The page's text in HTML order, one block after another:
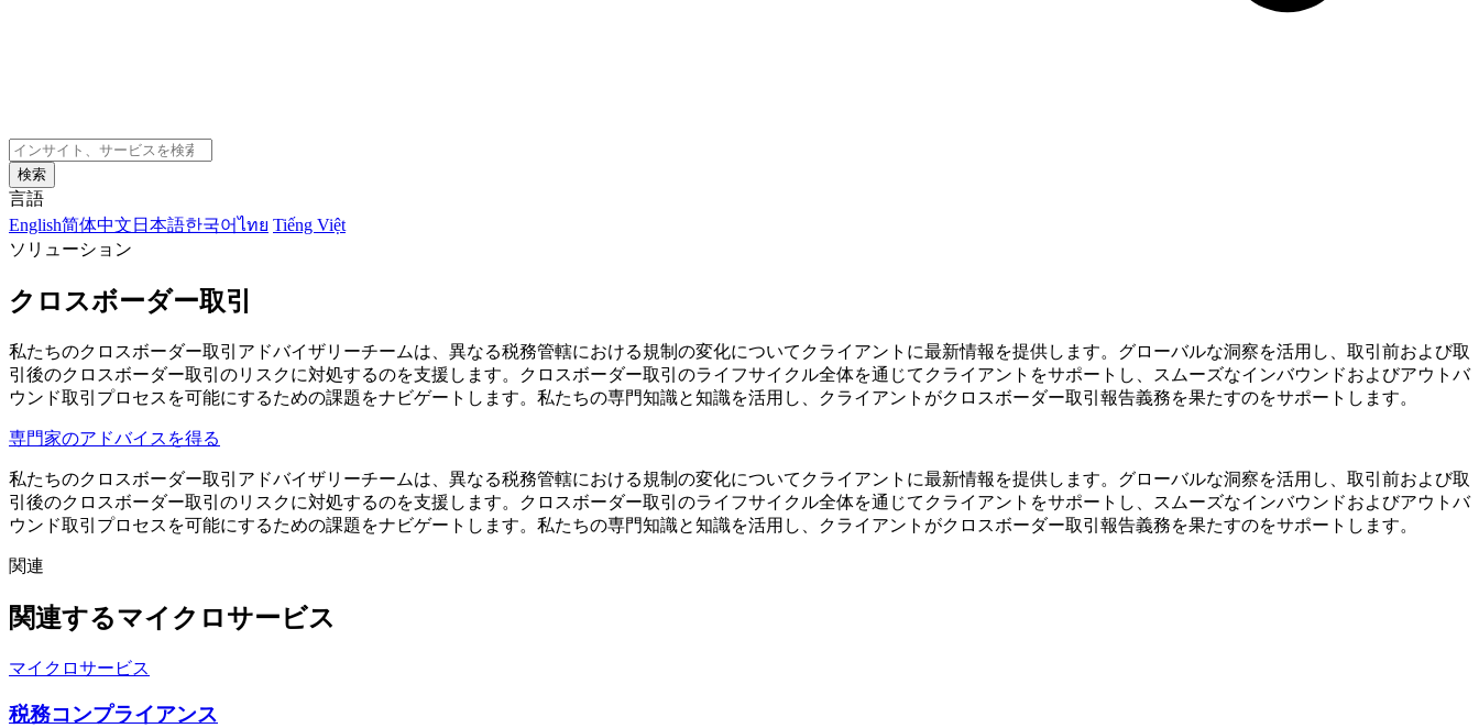
検索
言語
English简体中文 日本語한국어ไทย Tiếng Việt
ソリューション
クロスボーダー取引
私たちのクロスボーダー取引アドバイザリーチームは、異なる税務管轄における規制の変化についてクライアントに最新情報を提供します。グローバルな洞察を活用し、取引前および取
引後のクロスボーダー取引のリスクに対処するのを支援します。クロスボーダー取引のライフサイクル全体を通じてクライアントをサポートし、スムーズなインバウンドおよびアウトバ
ウンド取引プロセスを可能にするための課題をナビゲートします。私たちの専門知識と知識を活用し、クライアントがクロスボーダー取引報告義務を果たすのをサポートします。
専門家のアドバイスを得る
私たちのクロスボーダー取引アドバイザリーチームは、異なる税務管轄における規制の変化についてクライアントに最新情報を提供します。グローバルな洞察を活用し、取引前および取
引後のクロスボーダー取引のリスクに対処するのを支援します。クロスボーダー取引のライフサイクル全体を通じてクライアントをサポートし、スムーズなインバウンドおよびアウトバ
ウンド取引プロセスを可能にするための課題をナビゲートします。私たちの専門知識と知識を活用し、クライアントがクロスボーダー取引報告義務を果たすのをサポートします。
関連
関連するマイクロサービス
マイクロサービス
税務コンプライアンス